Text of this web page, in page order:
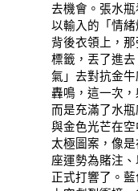
去機會。張水
以輸入的「情
背後衣領上，
標籤，丟了進
氣」去對抗金
轟鳴，這一次
而是充滿了水
與金色光芒在
太極圖案，像
座運勢為賭注
正式打響了。